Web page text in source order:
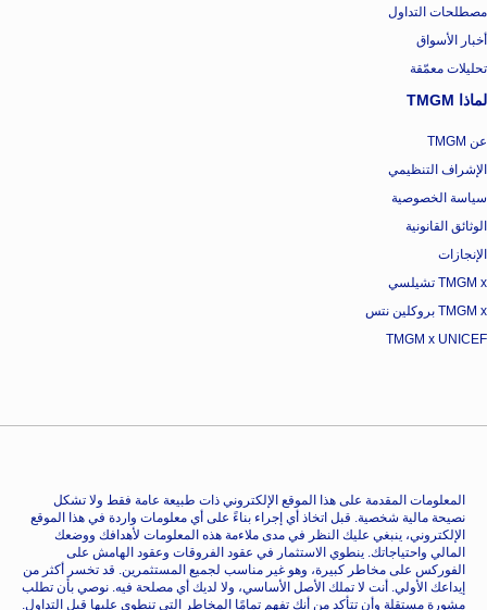
مصطلحات التداول
أخبار الأسواق
تحليلات معمّقة
لماذا TMGM
عن TMGM
الإشراف التنظيمي
سياسة الخصوصية
الوثائق القانونية
الإنجازات
TMGM x تشيلسي
TMGM x بروكلين نتس
TMGM x UNICEF
المعلومات المقدمة على هذا الموقع الإلكتروني ذات طبيعة عامة فقط ولا تشكل
نصيحة مالية شخصية. قبل اتخاذ أي إجراء بناءً على أي معلومات واردة في هذا الموقع
الإلكتروني، ينبغي عليك النظر في مدى ملاءمة هذه المعلومات لأهدافك ووضعك
المالي واحتياجاتك. ينطوي الاستثمار في عقود الفروقات وعقود الهامش على
الفوركس على مخاطر كبيرة، وهو غير مناسب لجميع المستثمرين. قد تخسر أكثر من
إيداعك الأولي. أنت لا تملك الأصل الأساسي، ولا لديك أي مصلحة فيه. نوصي بأن تطلب
مشورة مستقلة وأن تتأكد من أنك تفهم تمامًا المخاطر التي تنطوي عليها قبل التداول.